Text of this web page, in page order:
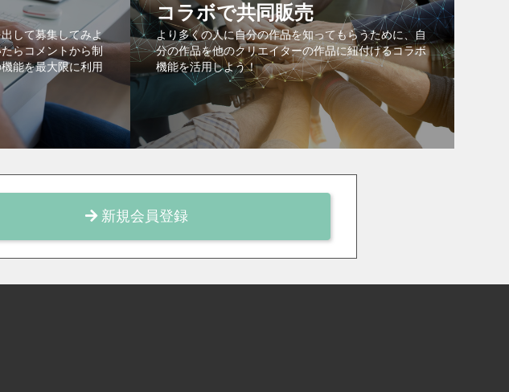
して募集してみよ
らコメントから制
能を最大限に利用
コラボで共同販売
より多くの人に自分の作品を知ってもらうために、自
分の作品を他のクリエイターの作品に紐付けるコラボ
機能を活用しよう！
新規会員登録